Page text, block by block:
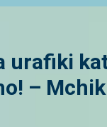
urafiki
–